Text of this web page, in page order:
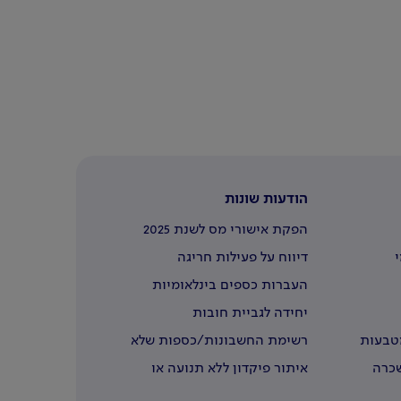
הודעות שונות
הפקת אישורי מס לשנת 2025
דיווח על פעילות חריגה
העברות כספים בינלאומיות
יחידה לגביית חובות
רשימת החשבונות/כספות שלא
איתור פיקדון ללא תנועה או